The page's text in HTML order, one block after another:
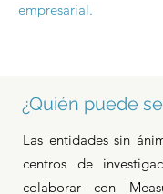
empresarial.
¿Quién puede
Las entidades sin
centros de
colaborar con